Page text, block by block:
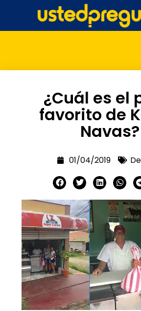
¿Cuál es el
favorito de
Navas?
01/04/2019